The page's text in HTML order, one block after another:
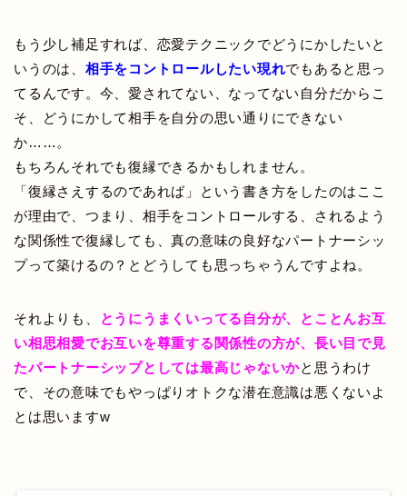
もう少し補足すれば、恋愛テクニックでどうにかしたいと
いうのは、 相手をコントロールしたい現れでもあると思っ
てるんです。今、愛されてない、なってない自分だからこ
そ、どうにかして相手を自分の思い通りにできない
か……。
もちろんそれでも復縁できるかもしれません。
「復縁さえするのであれば」という書き方をしたのはここ
が理由で、つまり、相手をコントロールする、されるよう
な関係性で復縁しても、真の意味の良好なパートナーシッ
プって築けるの？とどうしても思っちゃうんですよね。
それよりも、
とうにうまくいってる自分が、とことんお互
い相思相愛でお互いを尊重する関係性の方が、長い目で見
たパートナーシップとしては最高じゃないかと思うわけ
で、その意味でもやっぱりオトクな潜在意識は悪くないよ
とは思いますw